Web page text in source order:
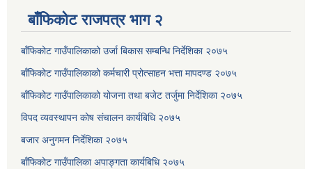
बाँफिकोट राजपत्र भाग २
बाँफिकोट गाउँपालिकाको उर्जा बिकास सम्बन्धि निर्देशिका २०७५
बाँफिकोट गाउँपालिकाको कर्मचारी प्रोत्साहन भत्ता मापदण्ड २०७५
बाँफिकोट गाउँपालिकाको योजना तथा बजेट तर्जुमा निर्देशिका २०७५
विपद व्यवस्थापन कोष संचालन कार्यबिधि २०७५
बजार अनुगमन निर्देशिका २०७५
बाँफिकोट गाउँपालिका अपाङ्गता कार्यबिधि २०७५